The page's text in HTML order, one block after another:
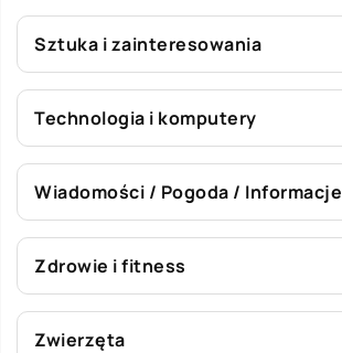
Sztuka i zainteresowania
Technologia i komputery
Wiadomości / Pogoda / Informacje
Zdrowie i fitness
Zwierzęta